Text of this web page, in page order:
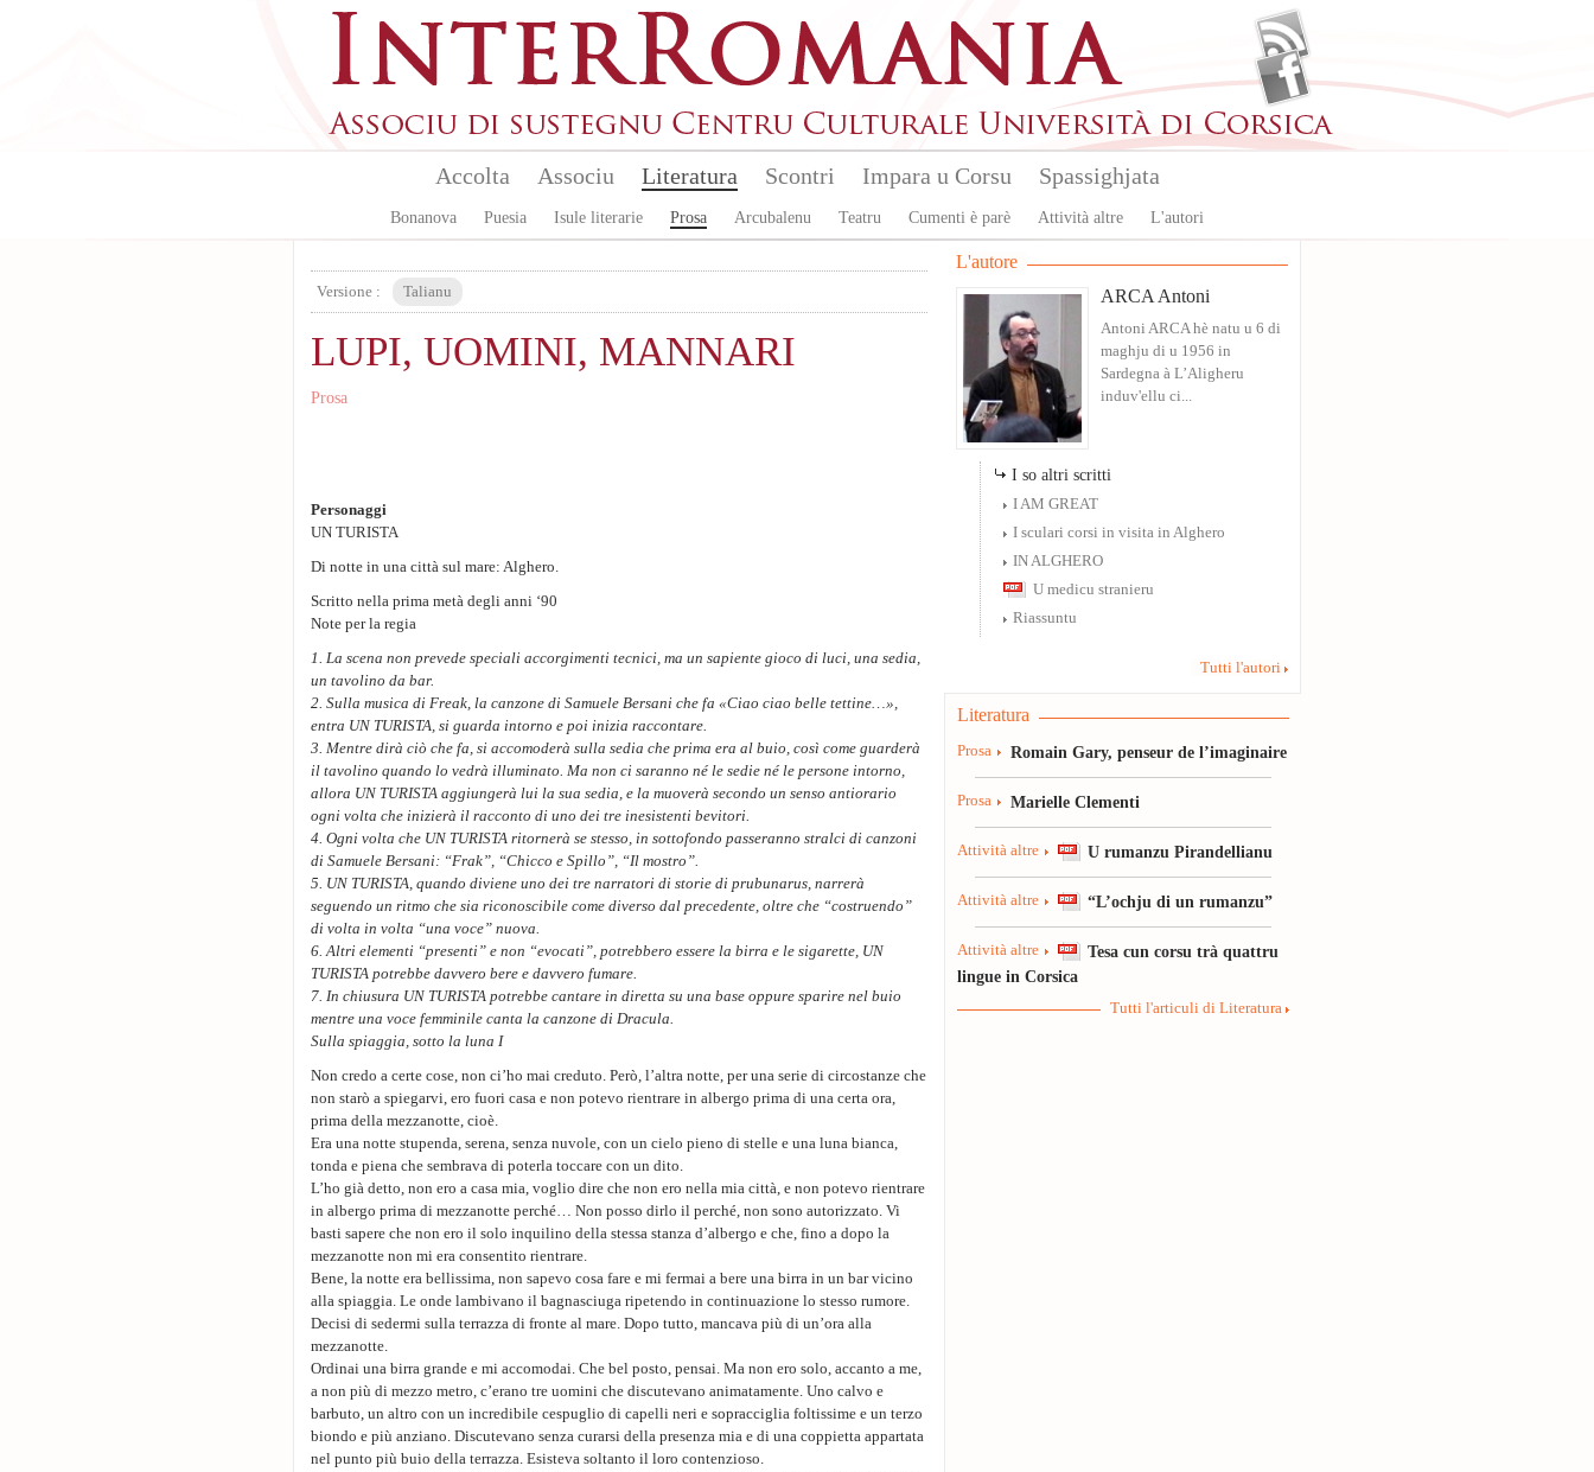
Accolta Associu Literatura
Bonanova Puesia Isule literarie Prosa Arcubalenu Teatru Cumenti è parè Attività altre L'autori
Scontri Impara u Corsu Spassighjata
Versione : Talianu
LUPI, UOMINI, MANNARI
Prosa
Personaggi
UN TURISTA
Di notte in una città sul mare: Alghero.
Scritto nella prima metà degli anni ‘90
Note per la regia
1. La scena non prevede speciali accorgimenti tecnici, ma un sapiente gioco di luci, una sedia,
un tavolino da bar.
2. Sulla musica di Freak, la canzone di Samuele Bersani che fa «Ciao ciao belle tettine…»,
entra UN TURISTA, si guarda intorno e poi inizia raccontare.
3. Mentre dirà ciò che fa, si accomoderà sulla sedia che prima era al buio, così come guarderà
il tavolino quando lo vedrà illuminato. Ma non ci saranno né le sedie né le persone intorno,
allora UN TURISTA aggiungerà lui la sua sedia, e la muoverà secondo un senso antiorario
ogni volta che inizierà il racconto di uno dei tre inesistenti bevitori.
4. Ogni volta che UN TURISTA ritornerà se stesso, in sottofondo passeranno stralci di canzoni
di Samuele Bersani: “Frak”, “Chicco e Spillo”, “Il mostro”.
5. UN TURISTA, quando diviene uno dei tre narratori di storie di prubunarus, narrerà
seguendo un ritmo che sia riconoscibile come diverso dal precedente, oltre che “costruendo”
di volta in volta “una voce” nuova.
6. Altri elementi “presenti” e non “evocati”, potrebbero essere la birra e le sigarette, UN
TURISTA potrebbe davvero bere e davvero fumare.
7. In chiusura UN TURISTA potrebbe cantare in diretta su una base oppure sparire nel buio
mentre una voce femminile canta la canzone di Dracula.
Sulla spiaggia, sotto la luna I
Non credo a certe cose, non ci’ho mai creduto. Però, l’altra notte, per una serie di circostanze che
non starò a spiegarvi, ero fuori casa e non potevo rientrare in albergo prima di una certa ora,
prima della mezzanotte, cioè.
Era una notte stupenda, serena, senza nuvole, con un cielo pieno di stelle e una luna bianca,
tonda e piena che sembrava di poterla toccare con un dito.
L’ho già detto, non ero a casa mia, voglio dire che non ero nella mia città, e non potevo rientrare
in albergo prima di mezzanotte perché… Non posso dirlo il perché, non sono autorizzato. Vi
basti sapere che non ero il solo inquilino della stessa stanza d’albergo e che, fino a dopo la
mezzanotte non mi era consentito rientrare.
Bene, la notte era bellissima, non sapevo cosa fare e mi fermai a bere una birra in un bar vicino
alla spiaggia. Le onde lambivano il bagnasciuga ripetendo in continuazione lo stesso rumore.
Decisi di sedermi sulla terrazza di fronte al mare. Dopo tutto, mancava più di un’ora alla
mezzanotte.
Ordinai una birra grande e mi accomodai. Che bel posto, pensai. Ma non ero solo, accanto a me,
a non più di mezzo metro, c’erano tre uomini che discutevano animatamente. Uno calvo e
barbuto, un altro con un incredibile cespuglio di capelli neri e sopracciglia foltissime e un terzo
biondo e più anziano. Discutevano senza curarsi della presenza mia e di una coppietta appartata
nel punto più buio della terrazza. Esisteva soltanto il loro contenzioso.
L'autore
ARCA Antoni
Antoni ARCA hè natu u 6 di
maghju di u 1956 in
Sardegna à L’Aligheru
induv'ellu ci...
I so altri scritti
I AM GREAT
I sculari corsi in visita in Alghero
IN ALGHERO
U medicu stranieru
Riassuntu
Tutti l'autori
Literatura
Prosa Romain Gary, penseur de l’imaginaire
Prosa Marielle Clementi
Attività altre U rumanzu Pirandellianu
Attività altre “L’ochju di un rumanzu”
Attività altre
Tesa cun corsu trà quattru
lingue in Corsica
Tutti l'articuli di Literatura